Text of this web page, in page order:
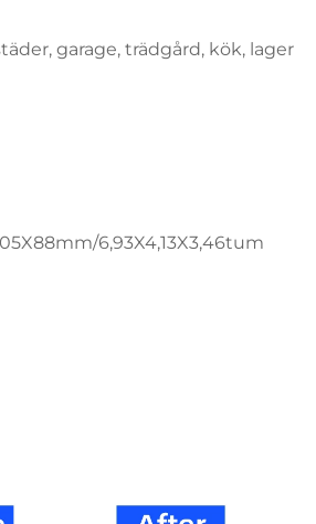
garage, trädgård, kök, lager
6,93X4,13X3,46tum